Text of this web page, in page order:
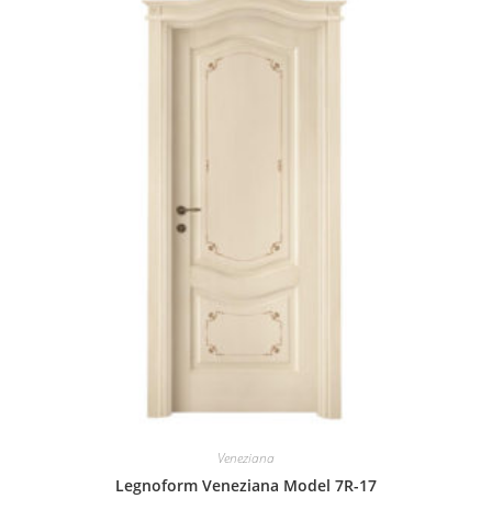
Veneziana
Legnoform Veneziana Model 7R-17